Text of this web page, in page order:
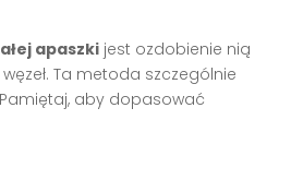
apaszki jest ozdobienie nią
Ta metoda szczególnie
aby dopasować